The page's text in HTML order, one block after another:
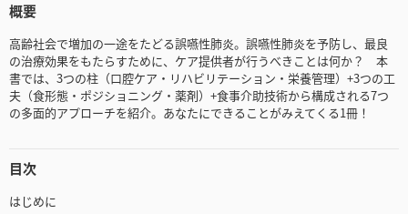
概要
高齢社会で増加の一途をたどる誤嚥性肺炎。誤嚥性肺炎を予防し、最良
の治療効果をもたらすために、ケア提供者が行うべきことは何か？ 本
書では、3つの柱（口腔ケア・リハビリテーション・栄養管理）+3つの工
夫（食形態・ポジショニング・薬剤）+食事介助技術から構成される7つ
の多面的アプローチを紹介。あなたにできることがみえてくる1冊！
目次
はじめに